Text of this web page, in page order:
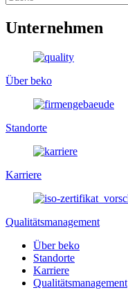
Unternehmen
Über beko
Standorte
Karriere
Qualitätsmanagement
Über beko
Standorte
Karriere
Qualitätsmanagement